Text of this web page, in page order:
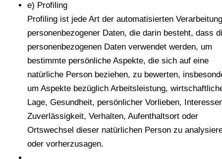
e) Profiling
Profiling ist jede Art der automatisierten Verarbeitung
personenbezogener Daten, die darin besteht, dass
personenbezogenen Daten verwendet werden, um
bestimmte persönliche Aspekte, die sich auf eine
natürliche Person beziehen, zu bewerten,
um Aspekte bezüglich Arbeitsleistung,
Lage, Gesundheit, persönlicher Vorlieben,
Zuverlässigkeit, Verhalten, Aufenthaltsort oder
Ortswechsel dieser natürlichen Person zu
oder vorherzusagen.